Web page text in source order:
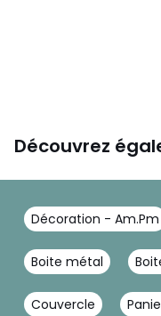
Découvrez
Décoration - Am.Pm
Boite métal
Couvercle